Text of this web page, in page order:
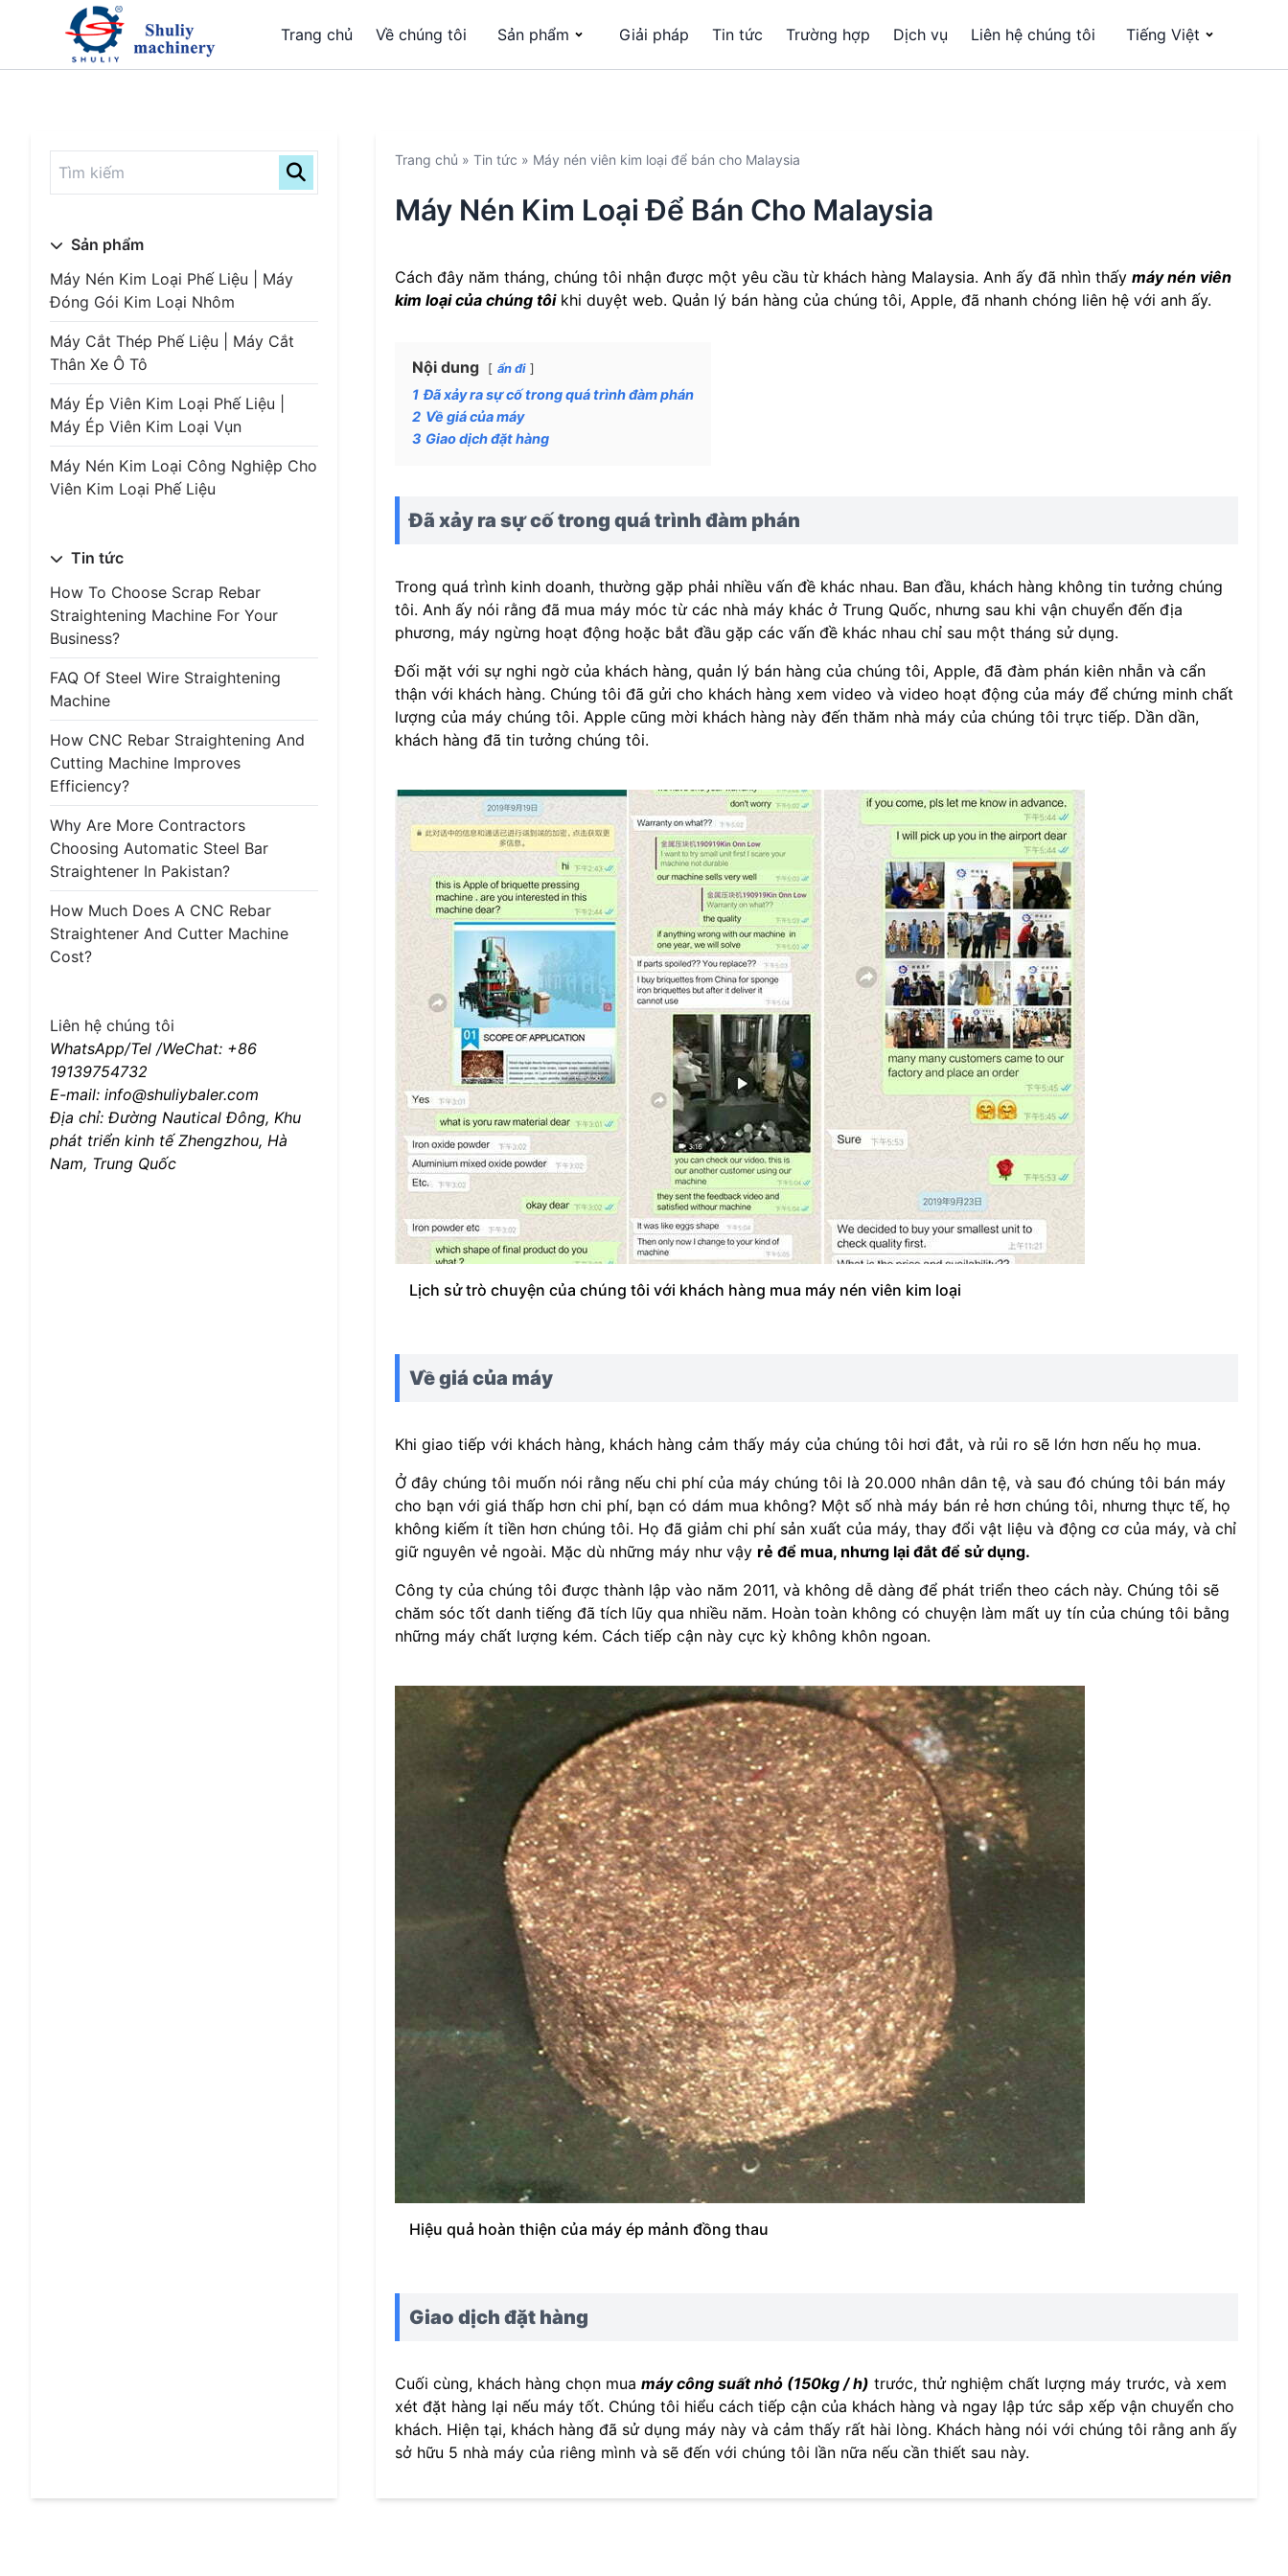
Trang chủ Về chúng tôi Sản phẩm Giải pháp Tin tức Trường hợp Dịch vụ Liên hệ chúng tôi Tiếng Việt
Sản phẩm
Máy Nén Kim Loại Phế Liệu | Máy
Đóng Gói Kim Loại Nhôm
Máy Cắt Thép Phế Liệu | Máy Cắt
Thân Xe Ô Tô
Máy Ép Viên Kim Loại Phế Liệu |
Máy Ép Viên Kim Loại Vụn
Máy Nén Kim Loại Công Nghiệp Cho
Viên Kim Loại Phế Liệu
Tin tức
How To Choose Scrap Rebar
Straightening Machine For Your
Business?
FAQ Of Steel Wire Straightening
Machine
How CNC Rebar Straightening And
Cutting Machine Improves
Efficiency?
Why Are More Contractors
Choosing Automatic Steel Bar
Straightener In Pakistan?
How Much Does A CNC Rebar
Straightener And Cutter Machine
Cost?
Liên hệ chúng tôi
WhatsApp/Tel /WeChat: +86
19139754732
E-mail: info@shuliybaler.com
Địa chỉ: Đường Nautical Đông, Khu
phát triển kinh tế Zhengzhou, Hà
Nam, Trung Quốc
Trang chủ » Tin tức » Máy nén viên kim loại để bán cho Malaysia
Máy Nén Kim Loại Để Bán Cho Malaysia
Cách đây năm tháng, chúng tôi nhận được một yêu cầu từ khách hàng Malaysia. Anh ấy đã nhìn thấy máy nén viên
kim loại của chúng tôikhi duyệt web. Quản lý bán hàng của chúng tôi, Apple, đã nhanh chóng liên hệ với anh ấy.
Nội dung ẩn đi
1 Đã xảy ra sự cố trong quá trình đàm phán
2 Về giá của máy
3 Giao dịch đặt hàng
Đã xảy ra sự cố trong quá trình đàm phán
Trong quá trình kinh doanh, thường gặp phải nhiều vấn đề khác nhau. Ban đầu, khách hàng không tin tưởng chúng
tôi. Anh ấy nói rằng đã mua máy móc từ các nhà máy khác ở Trung Quốc, nhưng sau khi vận chuyển đến địa
phương, máy ngừng hoạt động hoặc bắt đầu gặp các vấn đề khác nhau chỉ sau một tháng sử dụng.
Đối mặt với sự nghi ngờ của khách hàng, quản lý bán hàng của chúng tôi, Apple, đã đàm phán kiên nhẫn và cẩn
thận với khách hàng. Chúng tôi đã gửi cho khách hàng xem video và video hoạt động của máy để chứng minh chất
lượng của máy chúng tôi. Apple cũng mời khách hàng này đến thăm nhà máy của chúng tôi trực tiếp. Dần dần,
khách hàng đã tin tưởng chúng tôi.
Lịch sử trò chuyện của chúng tôi với khách hàng mua máy nén viên kim loại
Về giá của máy
Khi giao tiếp với khách hàng, khách hàng cảm thấy máy của chúng tôi hơi đắt, và rủi ro sẽ lớn hơn nếu họ mua.
Ở đây chúng tôi muốn nói rằng nếu chi phí của máy chúng tôi là 20.000 nhân dân tệ, và sau đó chúng tôi bán máy
cho bạn với giá thấp hơn chi phí, bạn có dám mua không? Một số nhà máy bán rẻ hơn chúng tôi, nhưng thực tế, họ
không kiếm ít tiền hơn chúng tôi. Họ đã giảm chi phí sản xuất của máy, thay đổi vật liệu và động cơ của máy, và chỉ
giữ nguyên vẻ ngoài. Mặc dù những máy như vậy rẻ để mua, nhưng lại đắt để sử dụng.
Công ty của chúng tôi được thành lập vào năm 2011, và không dễ dàng để phát triển theo cách này. Chúng tôi sẽ
chăm sóc tốt danh tiếng đã tích lũy qua nhiều năm. Hoàn toàn không có chuyện làm mất uy tín của chúng tôi bằng
những máy chất lượng kém. Cách tiếp cận này cực kỳ không khôn ngoan.
Hiệu quả hoàn thiện của máy ép mảnh đồng thau
Giao dịch đặt hàng
Cuối cùng, khách hàng chọn mua máy công suất nhỏ (150kg / h) trước, thử nghiệm chất lượng máy trước, và xem
xét đặt hàng lại nếu máy tốt. Chúng tôi hiểu cách tiếp cận của khách hàng và ngay lập tức sắp xếp vận chuyển cho
khách. Hiện tại, khách hàng đã sử dụng máy này và cảm thấy rất hài lòng. Khách hàng nói với chúng tôi rằng anh ấy
sở hữu 5 nhà máy của riêng mình và sẽ đến với chúng tôi lần nữa nếu cần thiết sau này.